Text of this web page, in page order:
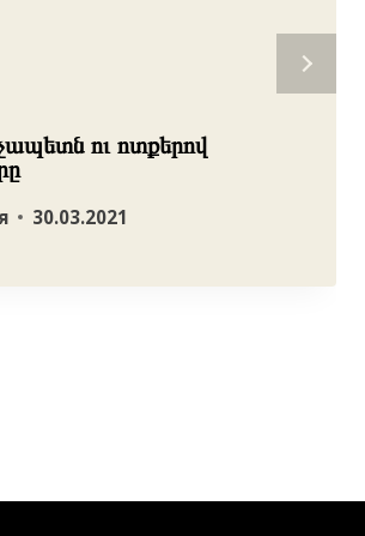
ու ոտքերով
30.03.2021